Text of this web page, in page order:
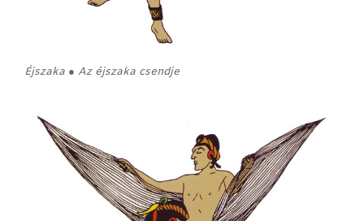
Éjszaka ● Az éjszaka csendje